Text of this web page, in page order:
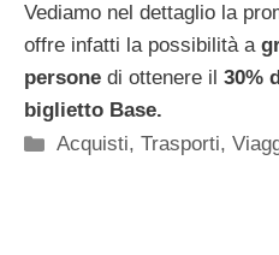
Vediamo nel dettaglio la
offre infatti la possibilità a
persone di ottenere il 30%
biglietto Base.
Categorie
Acquisti,Trasporti,